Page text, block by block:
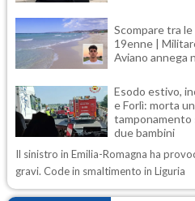
Scompare tra
19enne |
Aviano annega
Esodo estivo,
e Forlì: morta
tamponamento
due bambini
Il sinistro in Emilia-Romagna ha
gravi. Code in smaltimento in Liguria